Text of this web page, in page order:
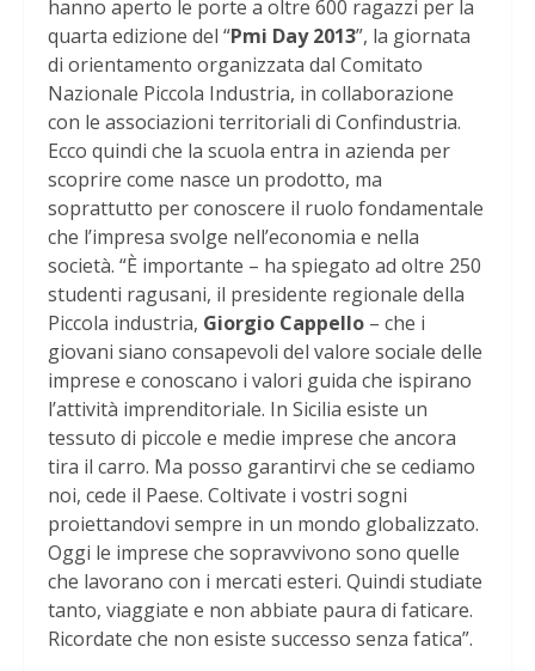
hanno aperto le porte a oltre 600 ragazzi per la
quarta edizione del “Pmi Day 2013”, la giornata
di orientamento organizzata dal Comitato
Nazionale Piccola Industria, in collaborazione
con le associazioni territoriali di Confindustria.
Ecco quindi che la scuola entra in azienda per
scoprire come nasce un prodotto, ma
soprattutto per conoscere il ruolo fondamentale
che l’impresa svolge nell’economia e nella
società. “È importante – ha spiegato ad oltre 250
studenti ragusani, il presidente regionale della
Piccola industria, Giorgio Cappello – che i
giovani siano consapevoli del valore sociale delle
imprese e conoscano i valori guida che ispirano
l’attività imprenditoriale. In Sicilia esiste un
tessuto di piccole e medie imprese che ancora
tira il carro. Ma posso garantirvi che se cediamo
noi, cede il Paese. Coltivate i vostri sogni
proiettandovi sempre in un mondo globalizzato.
Oggi le imprese che sopravvivono sono quelle
che lavorano con i mercati esteri. Quindi studiate
tanto, viaggiate e non abbiate paura di faticare.
Ricordate che non esiste successo senza fatica”.